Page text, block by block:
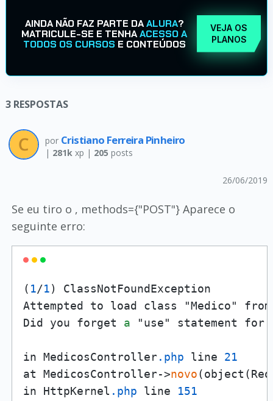
AINDA NÃO FAZ PARTE DAALURA?
MATRICULE-SE E TENHAACESSO A
TODOS OS CURSOS E CONTEÚDOS
VEJA OS
PLANOS
3 RESPOSTAS
por Cristiano Ferreira Pinheiro
| 281kxp | 205 posts
26/06/2019
Se eu tiro o , methods={"POST"} Aparece o
seguinte erro:
( 1/1) ClassNotFoundException
Attempted to load class "Medico"
Did you forget a "use" statement for
in MedicosController.php line 21
at MedicosController->novo
in HttpKernel .php line 151